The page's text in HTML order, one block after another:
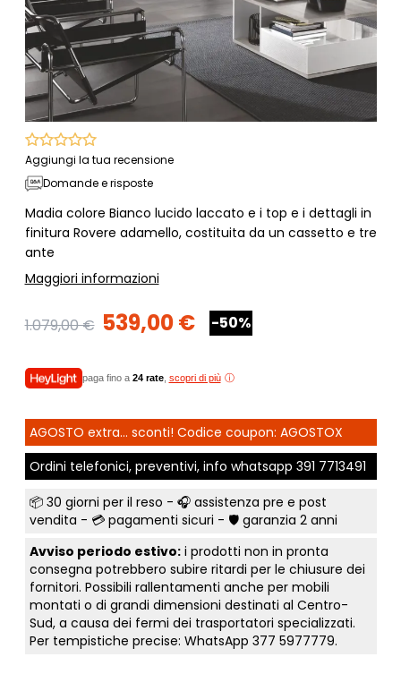
Aggiungi la tua recensione
Domande e risposte
Madia colore Bianco lucido laccato e i top e i dettagli in
finitura Rovere adamello, costituita da un cassetto e tre
ante
Maggiori informazioni
1.079,00 € 539,00 € -50%
paga fino a 24 rate, scopri di più
AGOSTO extra... sconti! Codice coupon: AGOSTOX
Ordini telefonici, preventivi, info whatsapp 391 7713491
📦 30 giorni per il reso - 🎧 assistenza pre e post
vendita - 💳 pagamenti sicuri - 🛡️ garanzia 2 anni
Avviso periodo estivo:i prodotti non in pronta
consegna potrebbero subire ritardi per le chiusure dei
fornitori. Possibili rallentamenti anche per mobili
montati o di grandi dimensioni destinati al Centro-
Sud, a causa dei fermi dei trasportatori specializzati.
Per tempistiche precise: WhatsApp 377 5977779.